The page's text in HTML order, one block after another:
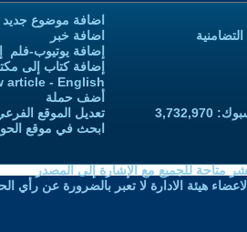
اضافة موضوع جديد
اضافة خبر
إضافة يوتيوب-فلم
إضافة كتاب إلى
article - English
أضف حملة
تعديل الموقع
ابحث في موقع
متاحة للجميع مع الإشارة إلى المصدر
هيئة الادارة لا تعبر بالضرورة عن رأي